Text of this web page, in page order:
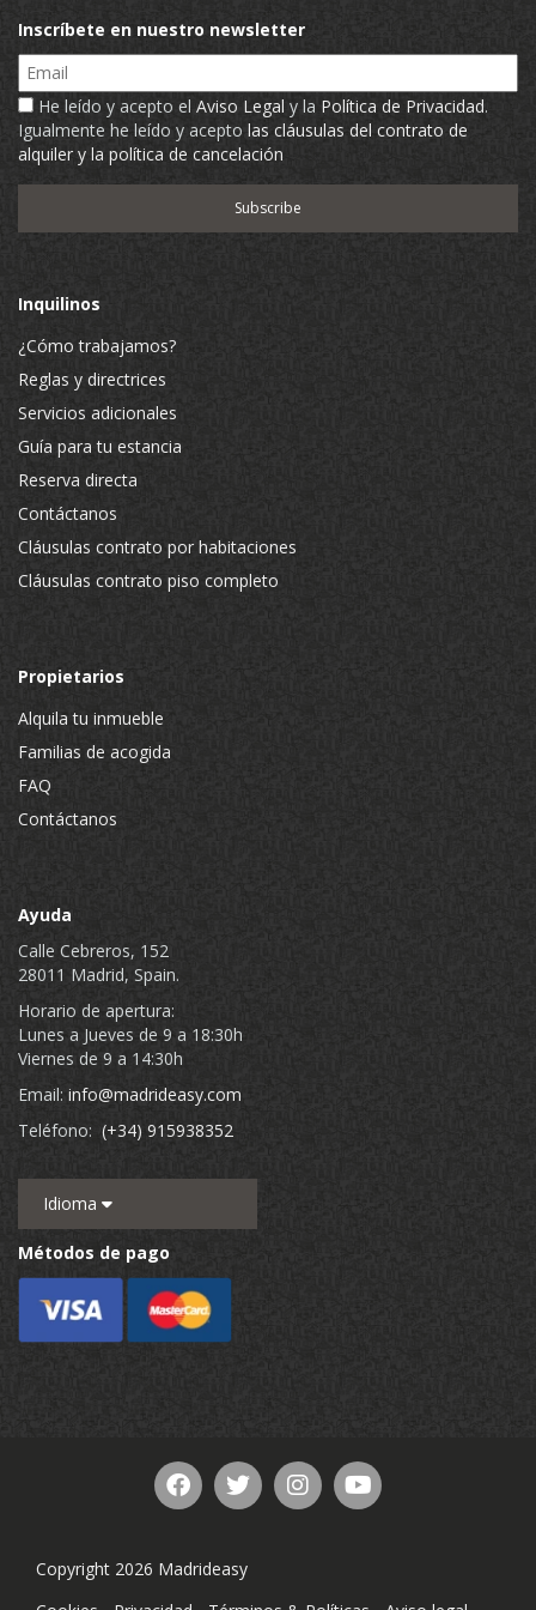
Inscríbete en nuestro newsletter
Email
He leído y acepto el Aviso Legal y la Política de Privacidad.
Igualmente he leído y acepto las cláusulas del contrato de
alquiler y la política de cancelación
Inquilinos
¿Cómo trabajamos?
Reglas y directrices
Servicios adicionales
Guía para tu estancia
Reserva directa
Contáctanos
Cláusulas contrato por habitaciones
Cláusulas contrato piso completo
Propietarios
Alquila tu inmueble
Familias de acogida
FAQ
Contáctanos
Ayuda
Calle Cebreros, 152
28011 Madrid, Spain.
Horario de apertura:
Lunes a Jueves de 9 a 18:30h
Viernes de 9 a 14:30h
Email: info@madrideasy.com
Teléfono: (+34) 915938352
Idioma
Métodos de pago
Copyright 2026 Madrideasy